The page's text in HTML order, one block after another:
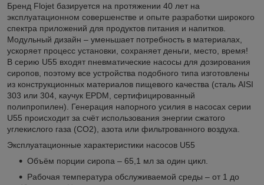
Бренд Flojet базируется на протяжении 40 лет на
эксплуатационном совершенстве и опыте разработки широкого
спектра приложений для продуктов питания и напитков.
Модульный дизайн – уменьшает потребность в материалах,
ускоряет процесс установки, сохраняет деньги, место, время!
В серию U55 входят пневматические насосы для дозирования
сиропов, поэтому все устройства подобного типа изготовлены
из конструкционных материалов пищевого качества (сталь AISI
303 или 304, каучук EPDM, сертифицированный
полипропилен). Генерация напорного усилия в насосах серии
U55 происходит за счёт использования энергии сжатого
углекислого газа (СО2), азота или фильтрованного воздуха.
Эксплуатационные характеристики насосов U55
Объём порции сиропа – 65,1 мл за один цикл.
Рабочая температура обслуживаемой среды – от 1 до